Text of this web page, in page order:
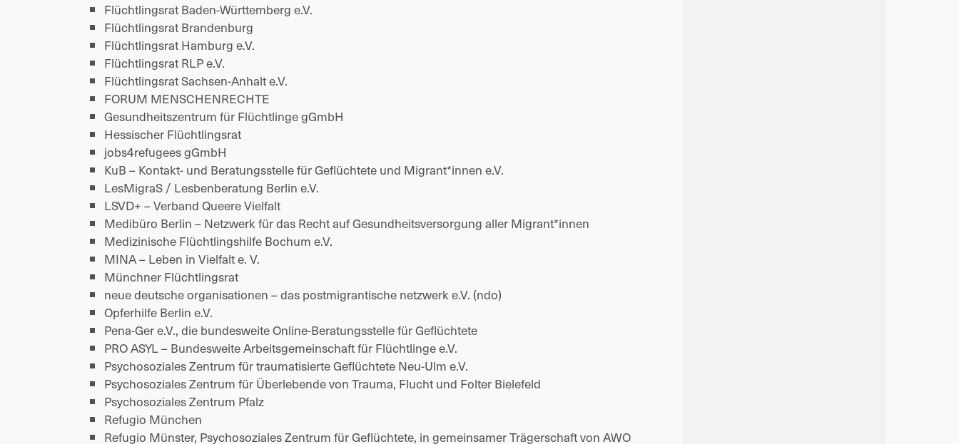
Flüchtlingsrat Baden-Württemberg e.V.
Flüchtlingsrat Brandenburg
Flüchtlingsrat Hamburg e.V.
Flüchtlingsrat RLP e.V.
Flüchtlingsrat Sachsen-Anhalt e.V.
FORUM MENSCHENRECHTE
Gesundheitszentrum für Flüchtlinge gGmbH
Hessischer Flüchtlingsrat
jobs4refugees gGmbH
KuB – Kontakt- und Beratungsstelle für Geflüchtete und Migrant*innen e.V.
LesMigraS / Lesbenberatung Berlin e.V.
LSVD+ – Verband Queere Vielfalt
Medibüro Berlin – Netzwerk für das Recht auf Gesundheitsversorgung aller Migrant*innen
Medizinische Flüchtlingshilfe Bochum e.V.
MINA – Leben in Vielfalt e. V.
Münchner Flüchtlingsrat
neue deutsche organisationen – das postmigrantische netzwerk e.V. (ndo)
Opferhilfe Berlin e.V.
Pena-Ger e.V., die bundesweite Online-Beratungsstelle für Geflüchtete
PRO ASYL – Bundesweite Arbeitsgemeinschaft für Flüchtlinge e.V.
Psychosoziales Zentrum für traumatisierte Geflüchtete Neu-Ulm e.V.
Psychosoziales Zentrum für Überlebende von Trauma, Flucht und Folter Bielefeld
Psychosoziales Zentrum Pfalz
Refugio München
Refugio Münster, Psychosoziales Zentrum für Geflüchtete, in gemeinsamer Trägerschaft von AWO